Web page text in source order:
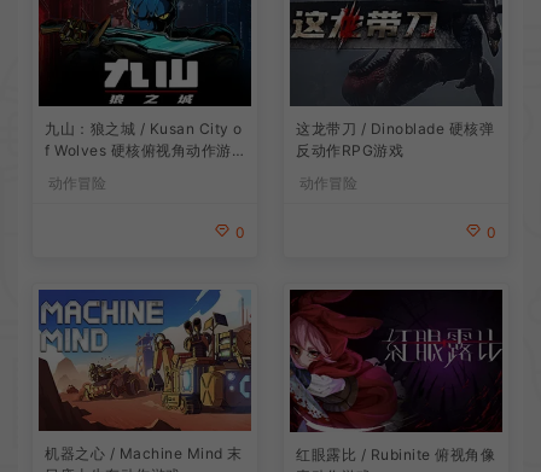
九山：狼之城 / Kusan City o
f Wolves 硬核俯视角动作游
动作冒险
0
这龙带刀 / Dinoblade 硬核弹
反动作RPG游戏
动作冒险
0
机器之心 / Machine Mind 末
红眼露比 / Rubinite 俯视角像